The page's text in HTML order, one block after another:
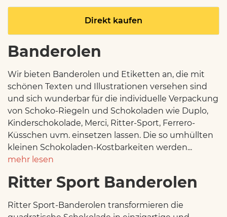
Direkt kaufen
Banderolen
Wir bieten Banderolen und Etiketten an, die mit
schönen Texten und Illustrationen versehen sind
und sich wunderbar für die individuelle Verpackung
von Schoko-Riegeln und Schokoladen wie Duplo,
Kinderschokolade, Merci, Ritter-Sport, Ferrero-
Küsschen uvm. einsetzen lassen. Die so umhüllten
kleinen Schokoladen-Kostbarkeiten werden...
mehr lesen
Ritter Sport Banderolen
Ritter Sport-Banderolen transformieren die